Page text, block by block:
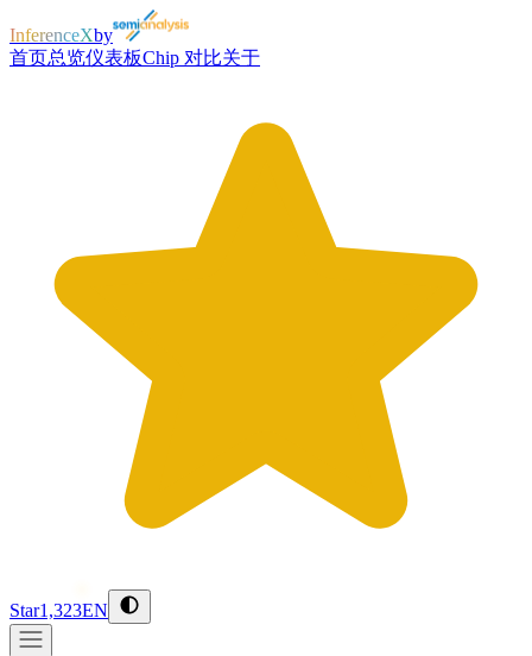
InferenceXby
首页总览仪表板Chip 对比关于
Star1,323EN